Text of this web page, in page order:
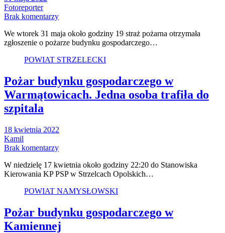
Fotoreporter
Brak komentarzy
We wtorek 31 maja około godziny 19 straż pożarna otrzymała
zgłoszenie o pożarze budynku gospodarczego…
POWIAT STRZELECKI
Pożar budynku gospodarczego w
Warmątowicach. Jedna osoba trafiła do
szpitala
18 kwietnia 2022
Kamil
Brak komentarzy
W niedzielę 17 kwietnia około godziny 22:20 do Stanowiska
Kierowania KP PSP w Strzelcach Opolskich…
POWIAT NAMYSŁOWSKI
Pożar budynku gospodarczego w
Kamiennej